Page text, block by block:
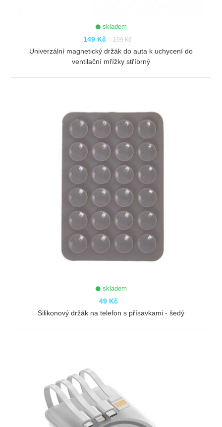
skladem
149 Kč 199 Kč
Univerzální magnetický držák do auta k uchycení do
ventilační mřížky stříbrný
skladem
49 Kč
Silikonový držák na telefon s přísavkami - šedý